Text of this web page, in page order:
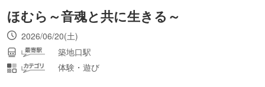
ほむら～音魂と共に生きる～
2026/06/20(土)
築地口駅
体験・遊び